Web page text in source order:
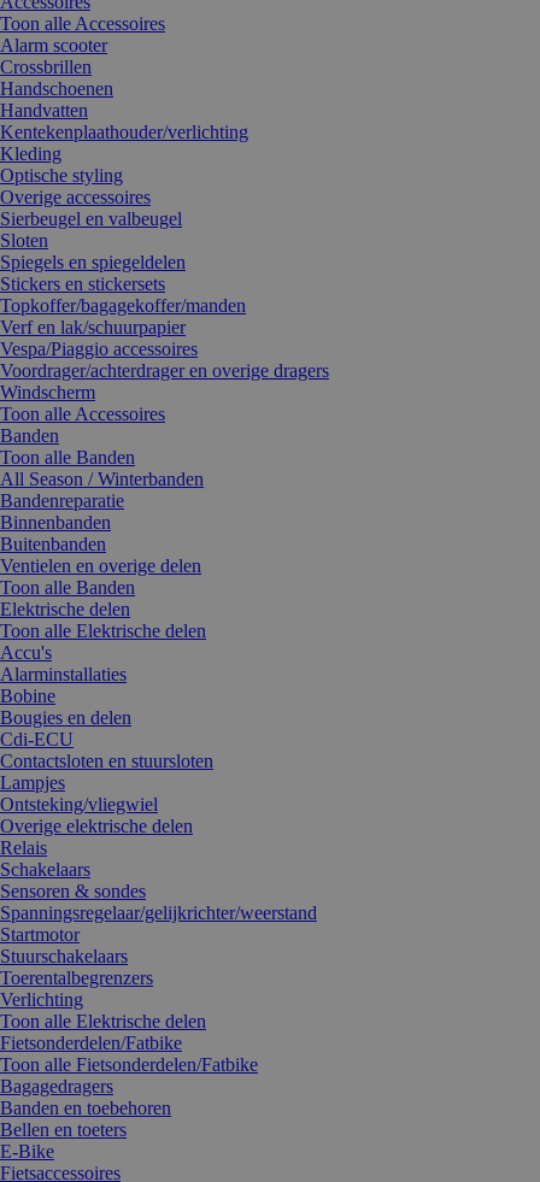
Toon alle Accessoires
Alarm scooter
Crossbrillen
Handschoenen
Handvatten
Kentekenplaathouder/verlichting
Kleding
Optische styling
Overige accessoires
Sierbeugel en valbeugel
Sloten
Spiegels en spiegeldelen
Stickers en stickersets
Topkoffer/bagagekoffer/manden
Verf en lak/schuurpapier
Vespa/Piaggio accessoires
Voordrager/achterdrager en overige dragers
Windscherm
Toon alle Accessoires
Banden
Toon alle Banden
All Season / Winterbanden
Bandenreparatie
Binnenbanden
Buitenbanden
Ventielen en overige delen
Toon alle Banden
Elektrische delen
Toon alle Elektrische delen
Accu's
Alarminstallaties
Bobine
Bougies en delen
Cdi-ECU
Contactsloten en stuursloten
Lampjes
Ontsteking/vliegwiel
Overige elektrische delen
Relais
Schakelaars
Sensoren & sondes
Spanningsregelaar/gelijkrichter/weerstand
Startmotor
Stuurschakelaars
Toerentalbegrenzers
Verlichting
Toon alle Elektrische delen
Fietsonderdelen/Fatbike
Toon alle Fietsonderdelen/Fatbike
Bagagedragers
Banden en toebehoren
Bellen en toeters
E-Bike
Fietsaccessoires